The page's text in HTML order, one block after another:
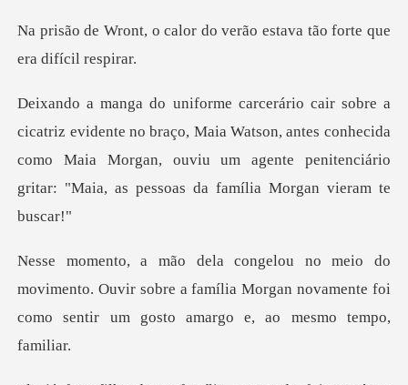
r do verão estava tão fort
braço, Maia Watson, antes conhecida
como Maia Morgan, ouviu um agente pe
nto. Ouvir sobre a família Morgan novamente foi
como